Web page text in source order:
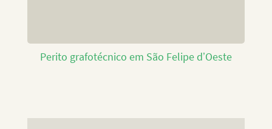
Perito grafotécnico em São Felipe d’Oeste